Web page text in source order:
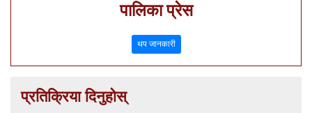
पालिका प्रेस
थप जानकारी
प्रतिक्रिया दिनुहोस्